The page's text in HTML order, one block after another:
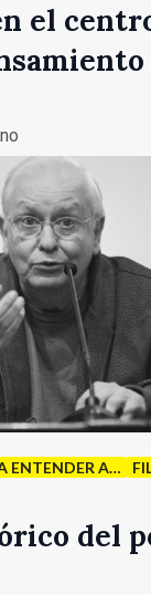
el
ENTENDER A…
del